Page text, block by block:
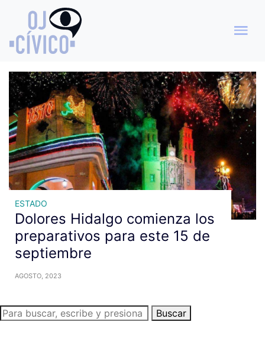
Archivo de etiquetas: Feria
de la Ciudad
ESTADO
Dolores Hidalgo comienza los
preparativos para este 15 de
septiembre
AGOSTO, 2023
Buscar